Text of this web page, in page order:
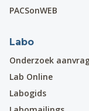
PACSonWEB
Labo
Onderzoek
Lab Online
Labogids